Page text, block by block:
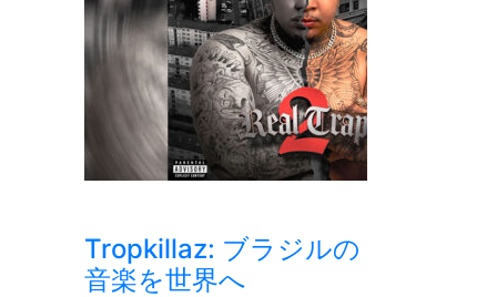
Tropkillaz: ブラジルの
音楽を世界へ